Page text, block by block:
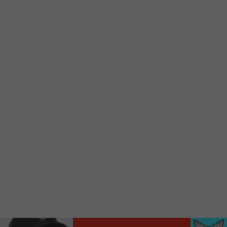
locale vous sont maintenant accessibles en un clic!